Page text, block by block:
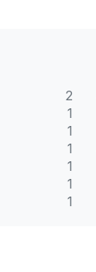
2
1
1
1
1
1
1